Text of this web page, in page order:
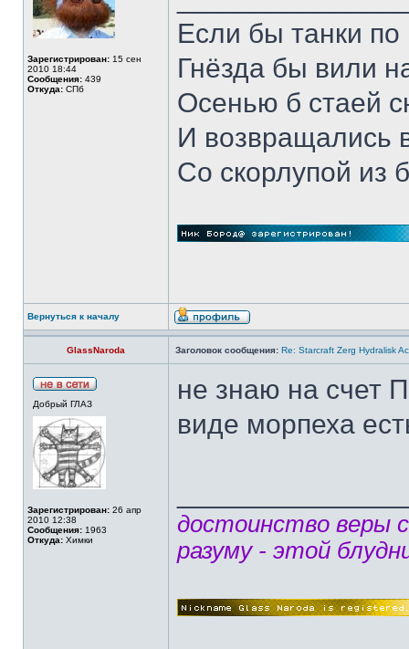
Зарегистрирован: 15 сен
2010 18:44
Сообщения: 439
Откуда: СПб
Если бы танки по
Гнёзда бы вили
Осенью б стаей
И возвращались
Со скорлупой из
Вернуться к началу
GlassNaroda Заголовок сообщения: Re: Starcraft Zerg Hydralisk
Добрый ГЛАЗ
Зарегистрирован: 26 апр
2010 12:38
Сообщения: 1963
Откуда: Химки
не знаю на счет
виде морпеха
достоинство веры
разуму - этой